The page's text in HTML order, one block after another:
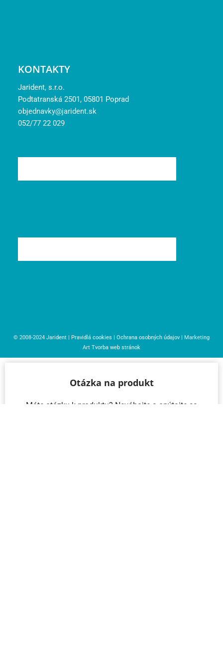
KONTAKTY
Jarident, s.r.o.
Podtatranská 2501, 05801 Poprad
objednavky@jarident.sk
052/77 22 029
© 2008-2024 Jarident | Pravidlá cookies | Ochrana osobných údajov | Marketing
Art Tvorba web stránok
Otázka na produkt
Máte otázku k produktu? Neváhajte a opýtajte sa